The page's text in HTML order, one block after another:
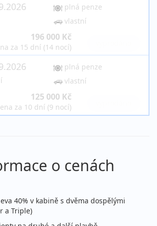
plná penze
vlastní
196 000 Kč
za 15 dní (14 nocí)
plná penze
vlastní
125 000 Kč
za 10 dní (9 nocí)
o cenách
40% v kabině s dvěma dospělými
a Triple)